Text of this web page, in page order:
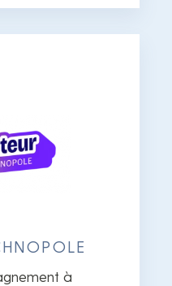
à